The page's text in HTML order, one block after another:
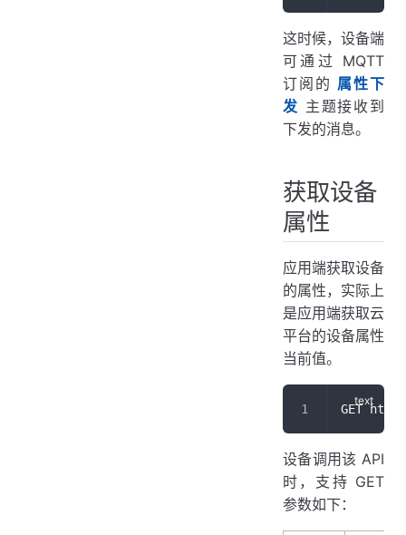
这时候，设备端
可通过 MQTT
订阅的 属性下
发 主题接收到
下发的消息。
获取设备
属性
应用端获取设备
的属性，实际上
是应用端获取云
平台的设备属性
当前值。
GET
设备调用该 API
时，支持 GET
参数如下：